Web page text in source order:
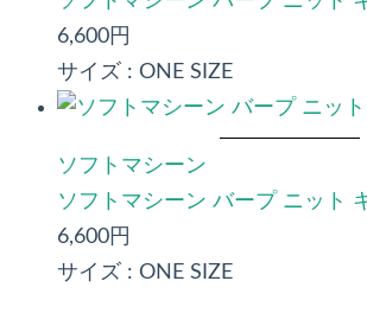
6,600円
サイズ : ONE SIZE
ソフトマシーン
ソフトマシーン バープ ニット
6,600円
サイズ : ONE SIZE